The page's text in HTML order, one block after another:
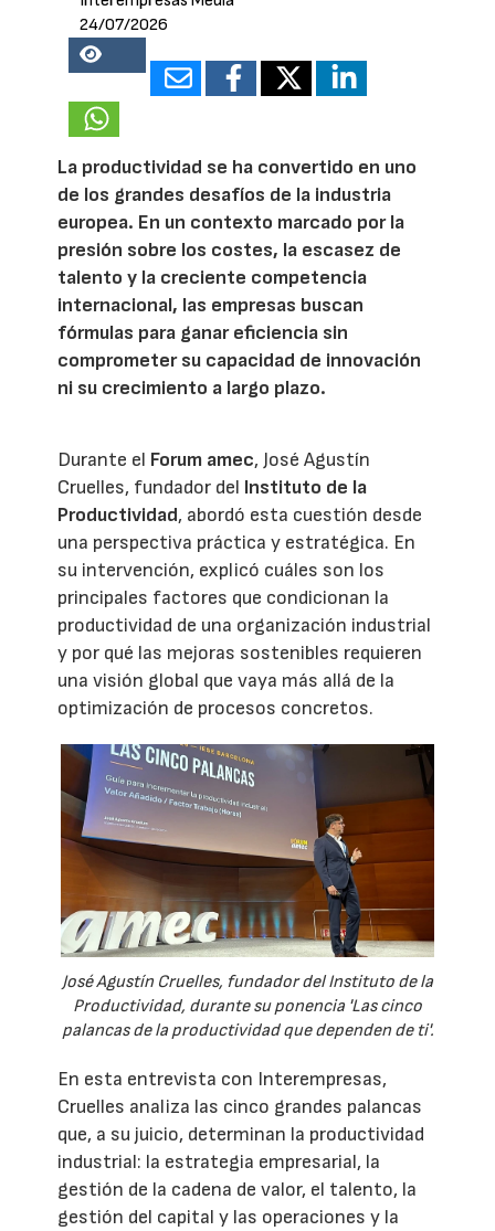
24/07/2026
18669
La productividad se ha convertido en uno
de los grandes desafíos de la industria
europea. En un contexto marcado por la
presión sobre los costes, la escasez de
talento y la creciente competencia
internacional, las empresas buscan
fórmulas para ganar eficiencia sin
comprometer su capacidad de innovación
ni su crecimiento a largo plazo.
Durante el Forum amec, José Agustín
Cruelles, fundador del Instituto de la
Productividad, abordó esta cuestión desde
una perspectiva práctica y estratégica. En
su intervención, explicó cuáles son los
principales factores que condicionan la
productividad de una organización industrial
y por qué las mejoras sostenibles requieren
una visión global que vaya más allá de la
optimización de procesos concretos.
José Agustín Cruelles, fundador del Instituto de la
Productividad, durante su ponencia 'Las cinco
palancas de la productividad que dependen de ti'.
En esta entrevista con Interempresas,
Cruelles analiza las cinco grandes palancas
que, a su juicio, determinan la productividad
industrial: la estrategia empresarial, la
gestión de la cadena de valor, el talento, la
gestión del capital y las operaciones y la